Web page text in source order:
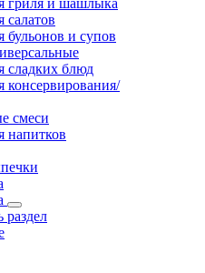
гриля и шашлыка
и супов
сладких блюд
смеси
напитков
раздел